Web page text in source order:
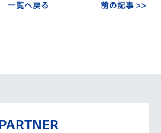
一覧へ戻る 前の記事 >>
PARTNER